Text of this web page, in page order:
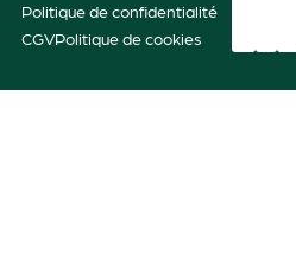
Politique de confidentialité
CGVPolitique de cookies